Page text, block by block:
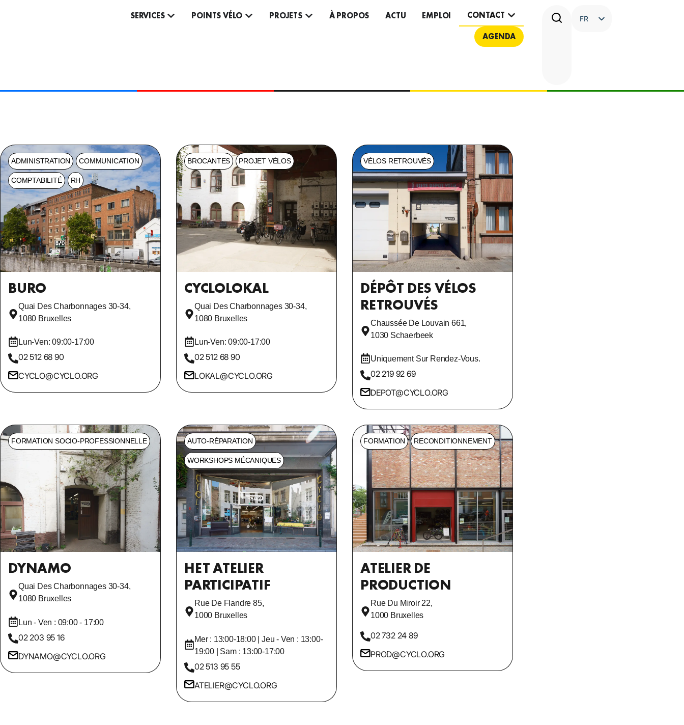
SERVICES POINTS VÉLO PROJETS À PROPOS ACTU EMPLOI
CONTACT
AGENDA
FR
ADMINISTRATION COMMUNICATION
COMPTABILITÉ RH
BURO
Quai Des Charbonnages 30-34,
1080 Bruxelles
Lun-Ven: 09:00-17:00
02 512 68 90
CYCLO@CYCLO.ORG
BROCANTES PROJET VÉLOS
CYCLOLOKAL
Quai Des Charbonnages 30-34,
1080 Bruxelles
Lun-Ven: 09:00-17:00
02 512 68 90
LOKAL@CYCLO.ORG
VÉLOS RETROUVÉS
DÉPÔT DES VÉLOS
RETROUVÉS
Chaussée De Louvain 661,
1030 Schaerbeek
Uniquement Sur Rendez-Vous.
02 219 92 69
DEPOT@CYCLO.ORG
FORMATION SOCIO-PROFESSIONNELLE
DYNAMO
Quai Des Charbonnages 30-34,
1080 Bruxelles
Lun - Ven : 09:00 - 17:00
02 203 95 16
DYNAMO@CYCLO.ORG
AUTO-RÉPARATION
WORKSHOPS MÉCANIQUES
HET ATELIER
PARTICIPATIF
Rue De Flandre 85,
1000 Bruxelles
Mer : 13:00-18:00 | Jeu - Ven : 13:00-
19:00 | Sam : 13:00-17:00
02 513 95 55
ATELIER@CYCLO.ORG
FORMATION RECONDITIONNEMENT
ATELIER DE
PRODUCTION
Rue Du Miroir 22,
1000 Bruxelles
02 732 24 89
PROD@CYCLO.ORG